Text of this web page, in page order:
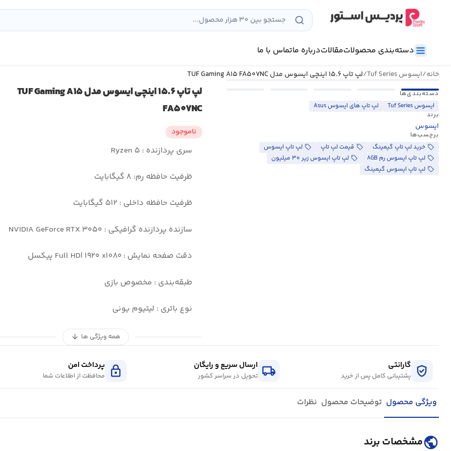
دسته‌بندی محصولاتمقالاتدرباره ماتماس با ما
خانه/ایسوس Tuf Series /لپ تاپ ۱۵.۶ اینچی ایسوس مدل TUF Gaming A۱۵ FA۵۰۷NC
دسته‌بندی‌ها
ایسوس Tuf Series
لپ تاپ های ایسوس Asus
برند
ایسوس
برچسب‌ها
خرید لپ تاپ گیمینگ
قیمت لپ تاپ
لپ تاپ ایسوس
لپ تاپ ایسوس رم ۸GB
لپ تاپ ایسوس زیر ۳۰ میلیون
لپ تاپ ایسوس گیمینگ
لپ تاپ ۱۵.۶ اینچی ایسوس مدل TUF Gaming A۱۵
FA۵۰۷NC
ناموجود
سری پردازنده : Ryzen ۵
ظرفیت حافظه رم: ۸ گیگابایت
ظرفیت حافظه داخلی : ۵۱۲ گیگابایت
سازنده پردازنده گرافیکی : NVIDIA GeForce RTX ۳۰۵۰
دقت صفحه نمایش : Full HD| ۱۹۲۰ x۱۰۸۰ پیکسل
طبقه‌بندی : مخصوص بازی
نوع باتری : لیتیوم یونی
همه ویژگی ها arrow_downward
verified_user گارانتی
پشتیبانی کامل پس از خرید local_shipping ارسال سریع و رایگان
تحویل در سراسر کشور lock پرداخت امن
محافظت از اطلاعات شما
ویژگی محصول توضیحات محصول نظرات
publicمشخصات برند